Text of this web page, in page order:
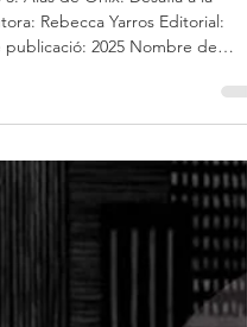
Alas de Ónix: Desafía a la
2025 Nombre de
3 No et perdes el tercer
de Hierro". Després de quasi
el Col·legi de Guerra, Violet té
ha temps per a entrenar. Cal
La batalla ha començat i, amb
se a les muralles i infiltrats en